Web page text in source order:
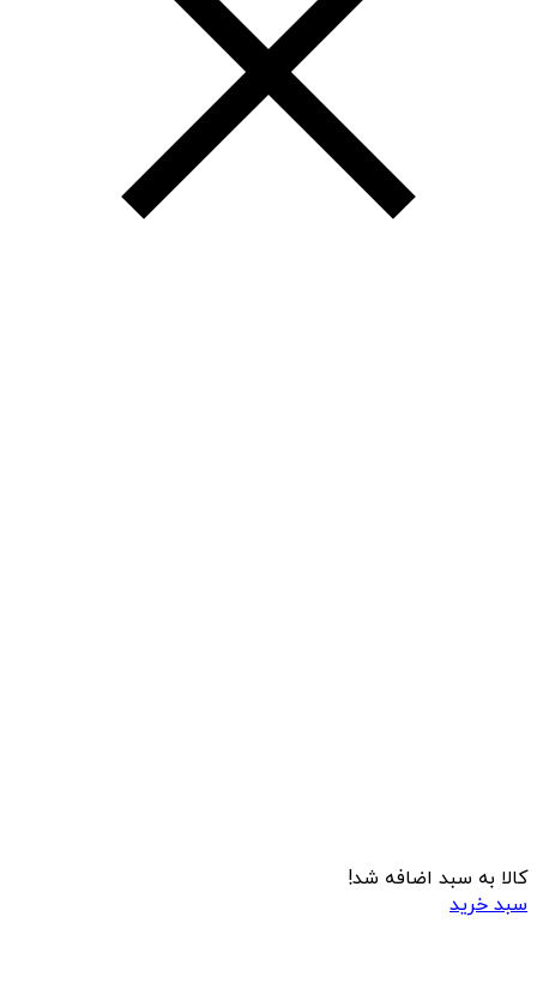
کالا به سبد اضافه شد!
سبد خرید